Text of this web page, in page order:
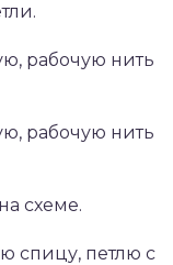
рабочую нить
рабочую нить
схеме.
спицу, петлю с